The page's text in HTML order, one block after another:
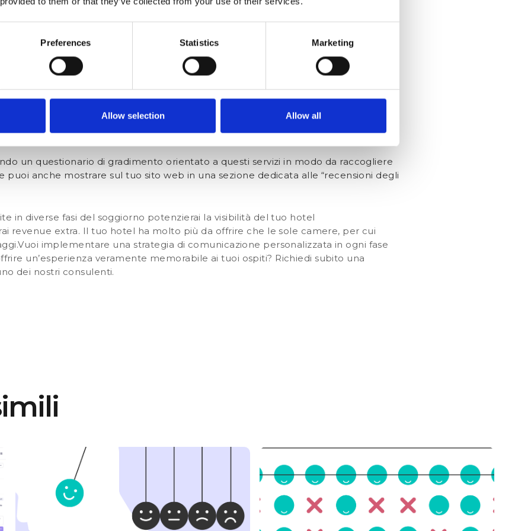
Preferences Statistics Marketing
Allow selection Allow all
tuo ospite informazioni e dettagli utili per iniziare al meglio il proprio soggiorno,
servizi in una newsletter e sui tuoi account social e permetti loro di prenotare
email pre-stay in cui introduci i servizi che offri e i vari metodi di prenotazione e/o
un questionario di gradimento orientato a questi servizi in modo da raccogliere
puoi anche mostrare sul tuo sito web in una sezione dedicata alle “recensioni degli
in diverse fasi del soggiorno potenzierai la visibilità del tuo hotel
revenue extra. Il tuo hotel ha molto più da offrire che le sole camere, per cui
Vuoi implementare una strategia di comunicazione personalizzata in ogni fase
un’esperienza veramente memorabile ai tuoi ospiti? Richiedi subito una
dei nostri consulenti.